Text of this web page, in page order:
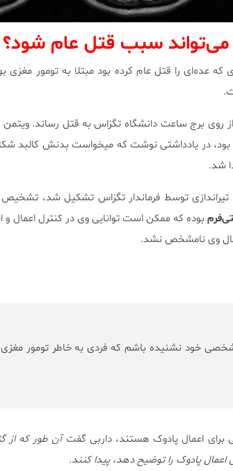
می‌تواند سبب قتل عام شود؟
عده‌ای را قتل عام کرده بود مبتلا به تومور
چارلز ویتمن ۱۴ نفر را از روی برج ساعت دانشگاه تگزاس به قتل
در یادداشتی نوشت که میخواست بدنش کالبد
شد.
توسط فرماندار تگزاس تشکیل شد، تشخیص
بوده که ممکن است توانایی وی در کنترل اعمال و
وی نامشخص نشد.
خود نشنیده باشم که فردی به خاطر تومور
برای اعمال پادوک هستند، داربی گفتآن طور که
پادوک را توضیح دهد، پیدا کنند.